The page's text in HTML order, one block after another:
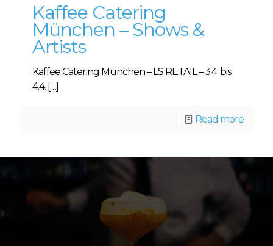
Kaffee Catering
München – Shows &
Artists
Kaffee Catering München – LS RETAIL – 3.4. bis
4.4. […]
Read more